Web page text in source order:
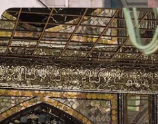
De Téhéran à Shiraz -
d’Iran
De Téhéran à Persépolis, découvrir
longtemps fermé aux voyageurs
13 jours, de 4800 à 6700 €